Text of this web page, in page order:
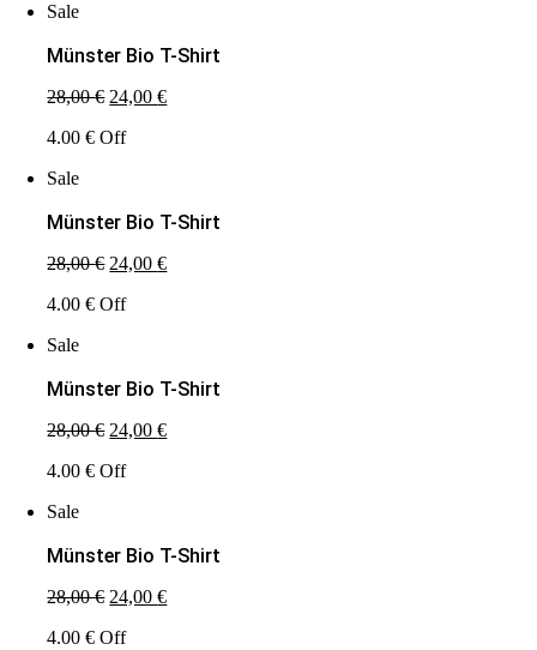
Sale
Münster Bio T-Shirt
28,00€ Ursprünglicher
war:
24,00€Aktueller
4.00 € Off
Sale
Münster Bio T-Shirt
28,00€ Ursprünglicher
war:
24,00€Aktueller
4.00 € Off
Sale
Münster Bio T-Shirt
28,00€ Ursprünglicher
war:
24,00€Aktueller
4.00 € Off
Sale
Münster Bio T-Shirt
28,00€ Ursprünglicher
war:
24,00€Aktueller
4.00 € Off